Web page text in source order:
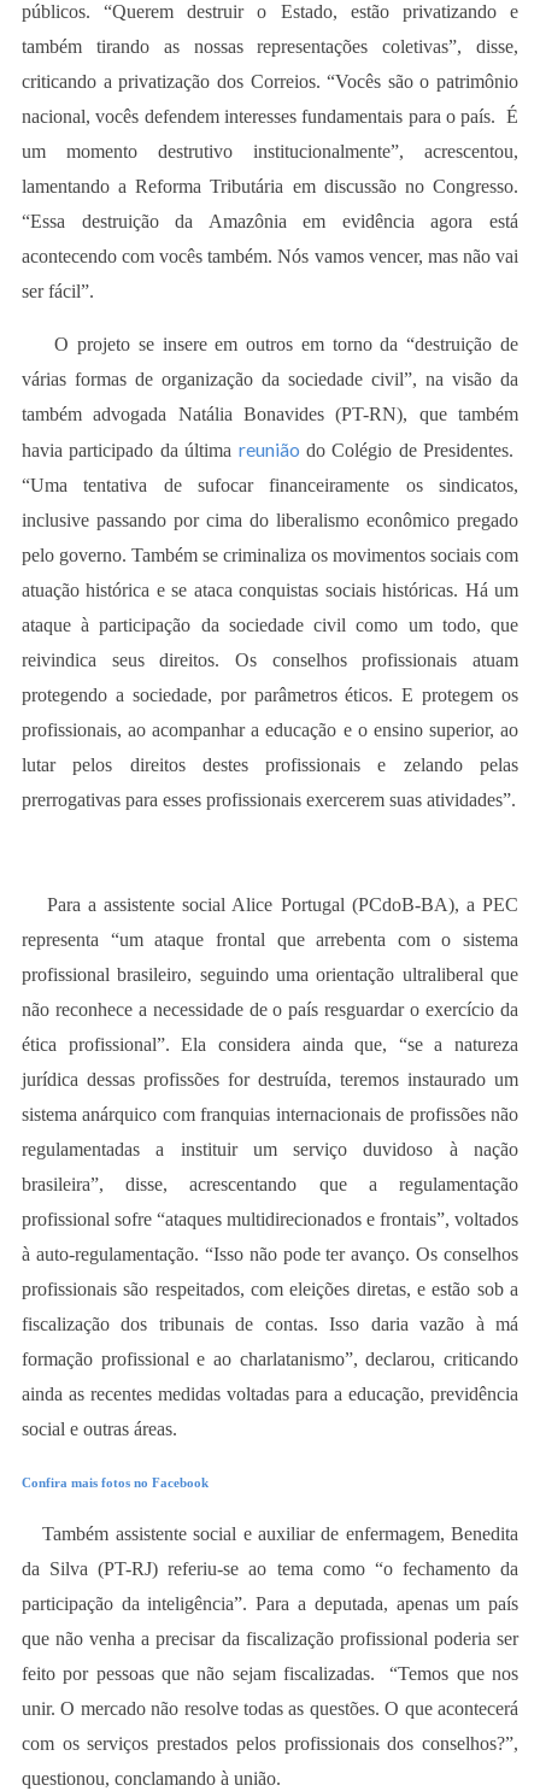
públicos. “Querem destruir o Estado, estão privatizando e
também tirando as nossas representações coletivas”, disse,
criticando a privatização dos Correios. “Vocês são o patrimônio
nacional, vocês defendem interesses fundamentais para o país. É
um momento destrutivo institucionalmente”, acrescentou,
lamentando a Reforma Tributária em discussão no Congresso.
“Essa destruição da Amazônia em evidência agora está
acontecendo com vocês também. Nós vamos vencer, mas não vai
ser fácil”.
O projeto se insere em outros em torno da “destruição de
várias formas de organização da sociedade civil”, na visão da
também advogada Natália Bonavides (PT-RN), que também
havia participado da última reunião do Colégio de Presidentes.
“Uma tentativa de sufocar financeiramente os sindicatos,
inclusive passando por cima do liberalismo econômico pregado
pelo governo. Também se criminaliza os movimentos sociais com
atuação histórica e se ataca conquistas sociais históricas. Há um
ataque à participação da sociedade civil como um todo, que
reivindica seus direitos. Os conselhos profissionais atuam
protegendo a sociedade, por parâmetros éticos. E protegem os
profissionais, ao acompanhar a educação e o ensino superior, ao
lutar pelos direitos destes profissionais e zelando pelas
prerrogativas para esses profissionais exercerem suas atividades”.
Para a assistente social Alice Portugal (PCdoB-BA), a PEC
representa “um ataque frontal que arrebenta com o sistema
profissional brasileiro, seguindo uma orientação ultraliberal que
não reconhece a necessidade de o país resguardar o exercício da
ética profissional”. Ela considera ainda que, “se a natureza
jurídica dessas profissões for destruída, teremos instaurado um
sistema anárquico com franquias internacionais de profissões não
regulamentadas a instituir um serviço duvidoso à nação
brasileira”, disse, acrescentando que a regulamentação
profissional sofre “ataques multidirecionados e frontais”, voltados
à auto-regulamentação. “Isso não pode ter avanço. Os conselhos
profissionais são respeitados, com eleições diretas, e estão sob a
fiscalização dos tribunais de contas. Isso daria vazão à má
formação profissional e ao charlatanismo”, declarou, criticando
ainda as recentes medidas voltadas para a educação, previdência
social e outras áreas.
Confira mais fotos no Facebook
Também assistente social e auxiliar de enfermagem, Benedita
da Silva (PT-RJ) referiu-se ao tema como “o fechamento da
participação da inteligência”. Para a deputada, apenas um país
que não venha a precisar da fiscalização profissional poderia ser
feito por pessoas que não sejam fiscalizadas. “Temos que nos
unir. O mercado não resolve todas as questões. O que acontecerá
com os serviços prestados pelos profissionais dos conselhos?”,
questionou, conclamando à união.